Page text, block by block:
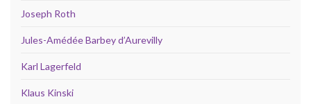
Joseph Roth
Jules-Amédée Barbey d’Aurevilly
Karl Lagerfeld
Klaus Kinski